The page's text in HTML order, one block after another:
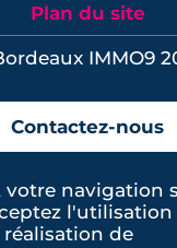
Plan du site
IMMO9
Contactez-nous
votre navigation
l'utilisation
de